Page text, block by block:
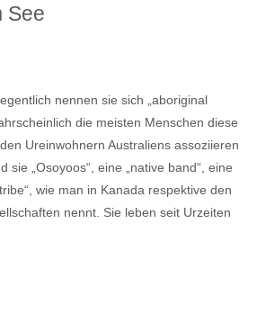
See
nennen sie sich „aboriginal
die meisten Menschen diese
Ureinwohnern Australiens assoziieren
sie „Osoyoos“, eine „native band“, eine
wie man in Kanada respektive den
nennt. Sie leben seit Urzeiten